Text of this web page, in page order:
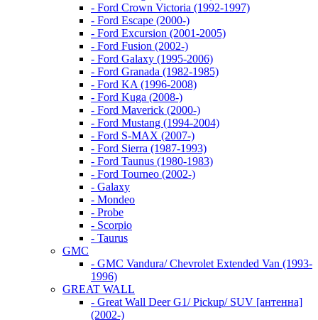
- Ford Crown Victoria (1992-1997)
- Ford Escape (2000-)
- Ford Excursion (2001-2005)
- Ford Fusion (2002-)
- Ford Galaxy (1995-2006)
- Ford Granada (1982-1985)
- Ford KA (1996-2008)
- Ford Kuga (2008-)
- Ford Maverick (2000-)
- Ford Mustang (1994-2004)
- Ford S-MAX (2007-)
- Ford Sierra (1987-1993)
- Ford Taunus (1980-1983)
- Ford Tourneo (2002-)
- Galaxy
- Mondeo
- Probe
- Scorpio
- Taurus
GMC
- GMC Vandura/ Chevrolet Extended Van (1993-
1996)
GREAT WALL
- Great Wall Deer G1/ Pickup/ SUV [антенна]
(2002-)